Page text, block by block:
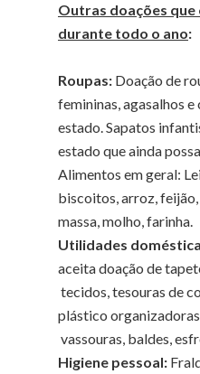
Outras doações
durante todo o ano:
Roupas: Doação de
femininas, agasalhos
estado. Sapatos
estado que ainda
Alimentos em geral:
biscoitos, arroz,
massa, molho, farinha.
Utilidades
aceita doação de
tecidos, tesouras de
plástico
vassouras, baldes,
Higiene pessoal: